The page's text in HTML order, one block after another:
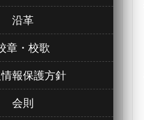
沿革
章・校歌
報保護方針
会則